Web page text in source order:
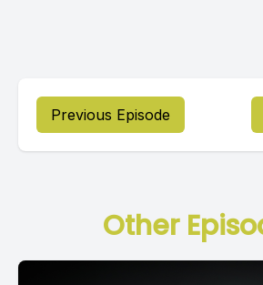
Previous Episode
Other